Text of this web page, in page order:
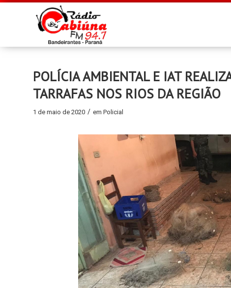
POLÍCIA AMBIENTAL E IAT
TARRAFAS NOS RIOS DA REGIÃO
1 de maio de 2020 / em Policial